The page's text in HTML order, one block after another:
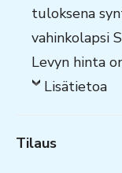
tuloksena
vahinkolapsi
Levyn hinta
Lisätietoa
Tilaus